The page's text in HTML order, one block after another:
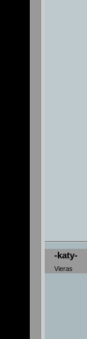
-katy-
Vieras